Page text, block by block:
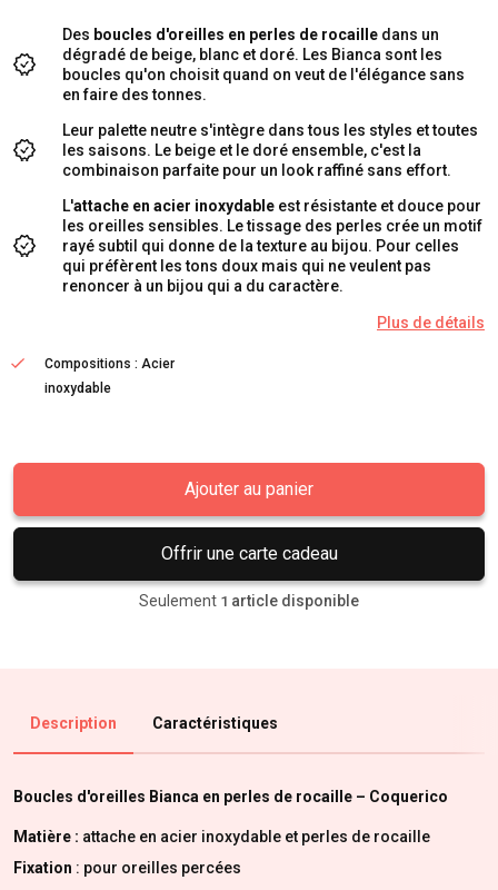
Des boucles d'oreilles en perles de rocaille dans un
dégradé de beige, blanc et doré. Les Bianca sont les
boucles qu'on choisit quand on veut de l'élégance sans
en faire des tonnes.
Leur palette neutre s'intègre dans tous les styles et toutes
les saisons. Le beige et le doré ensemble, c'est la
combinaison parfaite pour un look raffiné sans effort.
L'attache en acier inoxydable est résistante et douce pour
les oreilles sensibles. Le tissage des perles crée un motif
rayé subtil qui donne de la texture au bijou. Pour celles
qui préfèrent les tons doux mais qui ne veulent pas
renoncer à un bijou qui a du caractère.
Plus de détails
Compositions : Acier
inoxydable
Ajouter au panier
Offrir une carte cadeau
Seulement 1 article disponible
Description Caractéristiques
Boucles d'oreilles Bianca en perles de rocaille – Coquerico
Matière : attache en acier inoxydable et perles de rocaille
Fixation : pour oreilles percées